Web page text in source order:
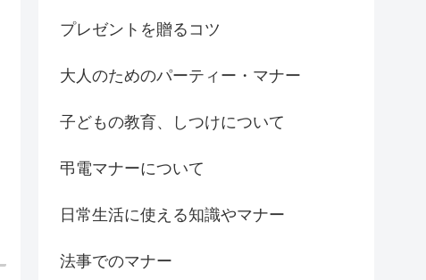
プレゼントを贈るコツ
大人のためのパーティー・マナー
子どもの教育、しつけについて
弔電マナーについて
日常生活に使える知識やマナー
法事でのマナー